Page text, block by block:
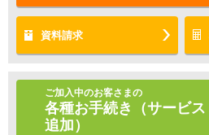
資料請求
ご加入中のお客さまの
各種お手続き（サービ
追加）